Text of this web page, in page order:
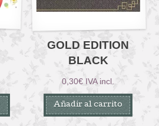
GOLD EDITION
BLACK
0,30€ IVA incl.
Añadir al carrito